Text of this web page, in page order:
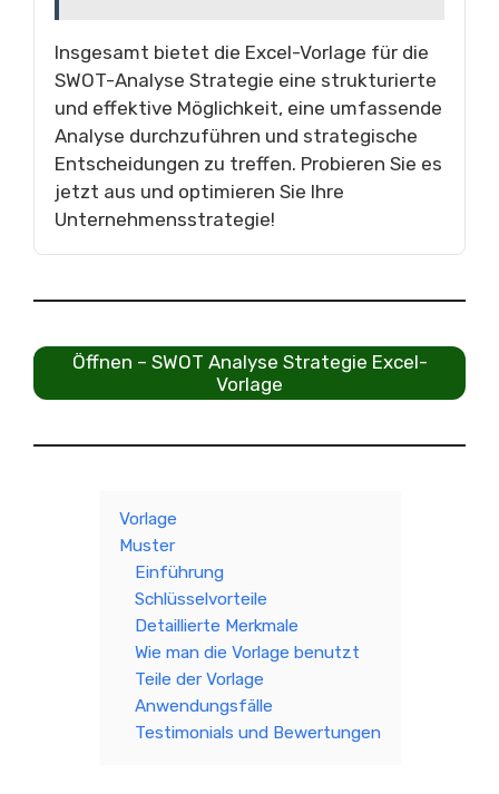
Insgesamt bietet die Excel-Vorlage für die
SWOT-Analyse Strategie eine strukturierte
und effektive Möglichkeit, eine umfassende
Analyse durchzuführen und strategische
Entscheidungen zu treffen. Probieren Sie es
jetzt aus und optimieren Sie Ihre
Unternehmensstrategie!
Öffnen – SWOT Analyse Strategie Excel-
Vorlage
Vorlage
Muster
Einführung
Schlüsselvorteile
Detaillierte Merkmale
Wie man die Vorlage benutzt
Teile der Vorlage
Anwendungsfälle
Testimonials und Bewertungen